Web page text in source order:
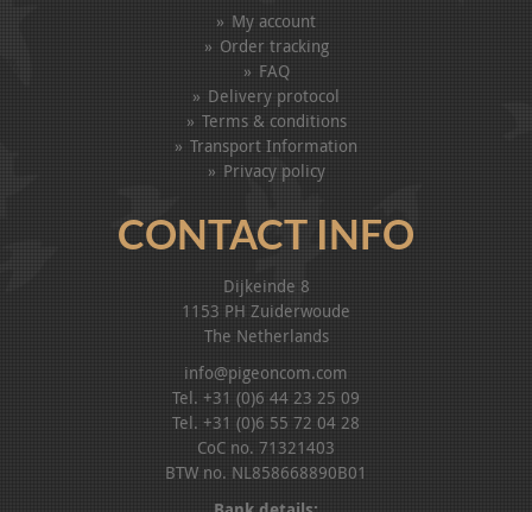
My account
Order tracking
FAQ
Delivery protocol
Terms & conditions
Transport Information
Privacy policy
CONTACT INFO
Dijkeinde 8
1153 PH Zuiderwoude
The Netherlands
info@pigeoncom.com
Tel. +31 (0)6 44 23 25 09
Tel. +31 (0)6 55 72 04 28
CoC no. 71321403
BTW no. NL858668890B01